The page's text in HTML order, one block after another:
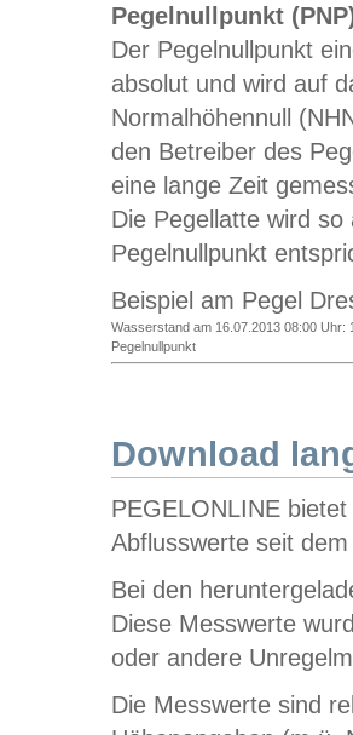
Pegelnullpunkt
Der Pegelnullpunkt
absolut und wird auf
Normalhöhennull
den Betreiber des
eine lange Zeit
Die Pegellatte wird
Pegelnullpunkt
Beispiel am Pegel
Wasserstand am 16.07.2013 08:00 Uhr:
Pegelnullpunkt
Download
PEGELONLINE
Abflusswerte seit
Bei den
Diese Messwerte
oder andere
Die Messwerte sind